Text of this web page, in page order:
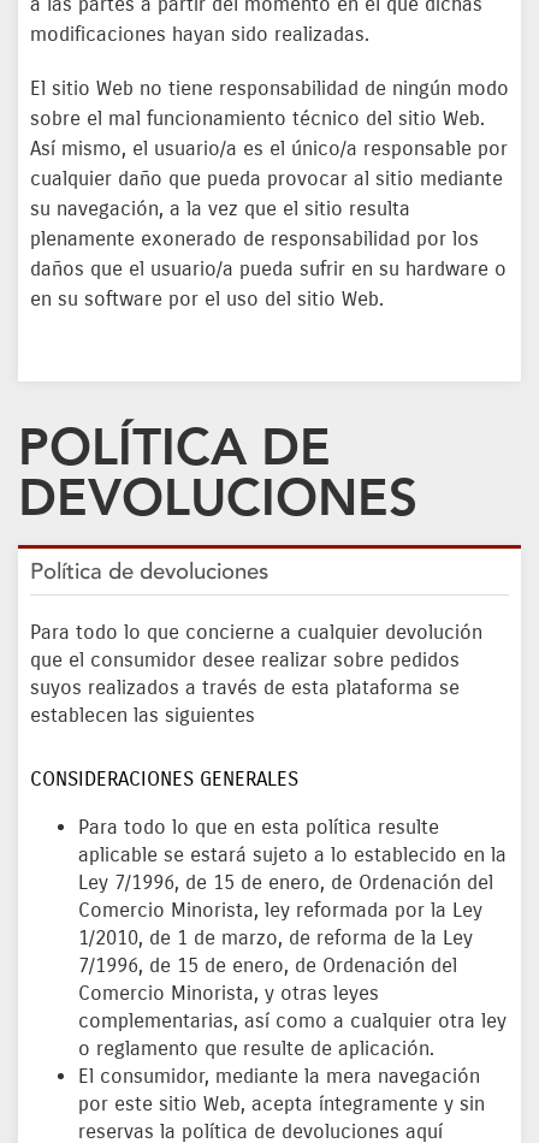
a las partes a partir del momento en el que dichas
modificaciones hayan sido realizadas.
El sitio Web no tiene responsabilidad de ningún modo
sobre el mal funcionamiento técnico del sitio Web.
Así mismo, el usuario/a es el único/a responsable por
cualquier daño que pueda provocar al sitio mediante
su navegación, a la vez que el sitio resulta
plenamente exonerado de responsabilidad por los
daños que el usuario/a pueda sufrir en su hardware o
en su software por el uso del sitio Web.
POLÍTICA DE
DEVOLUCIONES
Política de devoluciones
Para todo lo que concierne a cualquier devolución
que el consumidor desee realizar sobre pedidos
suyos realizados a través de esta plataforma se
establecen las siguientes
CONSIDERACIONES GENERALES
Para todo lo que en esta política resulte
aplicable se estará sujeto a lo establecido en la
Ley 7/1996, de 15 de enero, de Ordenación del
Comercio Minorista, ley reformada por la Ley
1/2010, de 1 de marzo, de reforma de la Ley
7/1996, de 15 de enero, de Ordenación del
Comercio Minorista, y otras leyes
complementarias, así como a cualquier otra ley
o reglamento que resulte de aplicación.
El consumidor, mediante la mera navegación
por este sitio Web, acepta íntegramente y sin
reservas la política de devoluciones aquí